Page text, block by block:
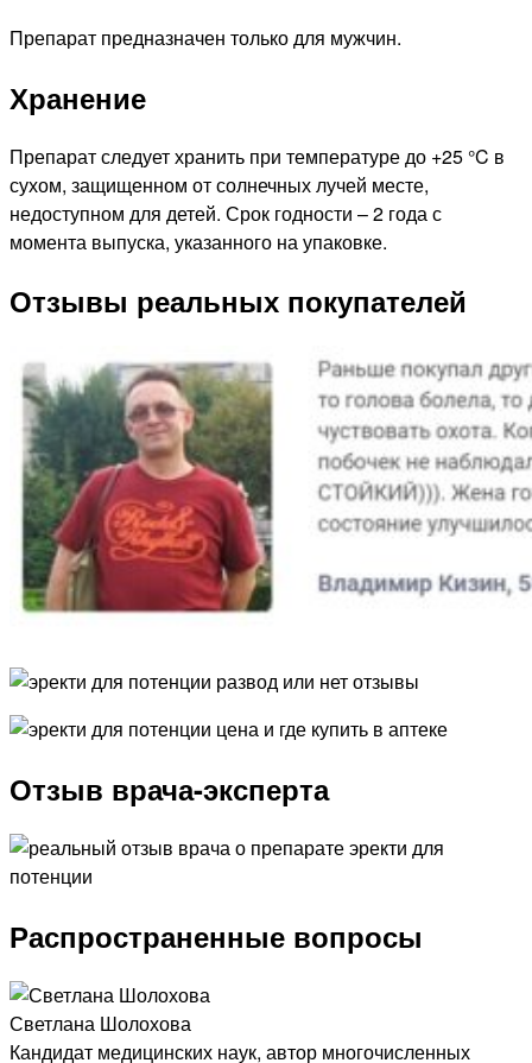
Препарат предназначен только для мужчин.
Хранение
Препарат следует хранить при температуре до +25 °C в
сухом, защищенном от солнечных лучей месте,
недоступном для детей. Срок годности – 2 года с
момента выпуска, указанного на упаковке.
Отзывы реальных покупателей
Отзыв врача-эксперта
Распространенные вопросы
Светлана Шолохова
Кандидат медицинских наук, автор многочисленных